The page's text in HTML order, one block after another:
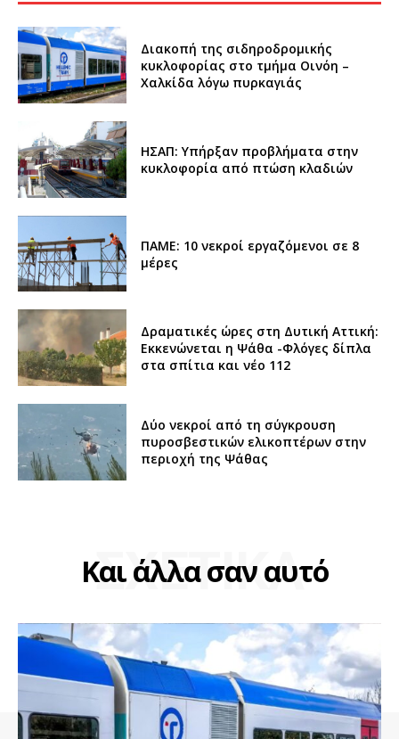
Διακοπή της σιδηροδρομικής
κυκλοφορίας στο τμήμα Οινόη –
Χαλκίδα λόγω πυρκαγιάς
ΗΣΑΠ: Υπήρξαν προβλήματα στην
κυκλοφορία από πτώση κλαδιών
ΠΑΜΕ: 10 νεκροί εργαζόμενοι σε 8
μέρες
Δραματικές ώρες στη Δυτική Αττική:
Εκκενώνεται η Ψάθα -Φλόγες δίπλα
στα σπίτια και νέο 112
Δύο νεκροί από τη σύγκρουση
πυροσβεστικών ελικοπτέρων στην
περιοχή της Ψάθας
Και άλλα σαν αυτό
ΣΧΕΤΙΚΑ